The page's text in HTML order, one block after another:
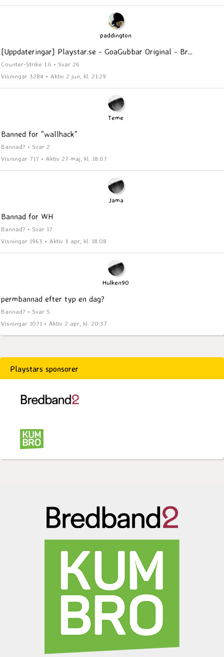
paddington
[Uppdateringar] Playstar.se - GoaGubbar Original - Br...
Counter-Strike 1.6 • Svar 26
Visningar 3284 • Aktiv 2 jun, kl. 21:29
Teme
Banned for "wallhack"
Bannad? • Svar 2
Visningar 717 • Aktiv 27 maj, kl. 18:07
Jama
Bannad for WH
Bannad? • Svar 17
Visningar 1963 • Aktiv 3 apr, kl. 18:08
Hulken90
permbannad efter typ en dag?
Bannad? • Svar 5
Visningar 1071 • Aktiv 2 apr, kl. 20:37
Playstars sponsorer